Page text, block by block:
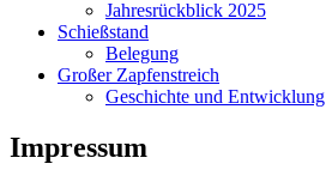
Jahresrückblick 2025
Schießstand
Belegung
Großer Zapfenstreich
Geschichte und Entwicklung
Impressum